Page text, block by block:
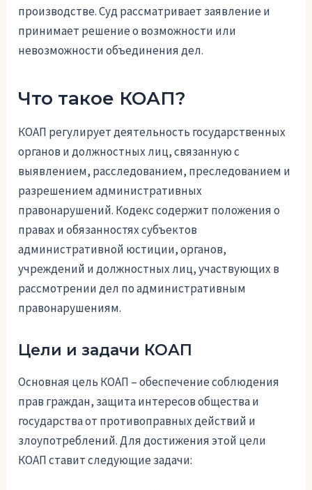
производстве. Суд рассматривает заявление и
принимает решение о возможности или
невозможности объединения дел.
Что такое КОАП?
КОАП регулирует деятельность государственных
органов и должностных лиц, связанную с
выявлением, расследованием, преследованием и
разрешением административных
правонарушений. Кодекс содержит положения о
правах и обязанностях субъектов
административной юстиции, органов,
учреждений и должностных лиц, участвующих в
рассмотрении дел по административным
правонарушениям.
Цели и задачи КОАП
Основная цель КОАП – обеспечение соблюдения
прав граждан, защита интересов общества и
государства от противоправных действий и
злоупотреблений. Для достижения этой цели
КОАП ставит следующие задачи: